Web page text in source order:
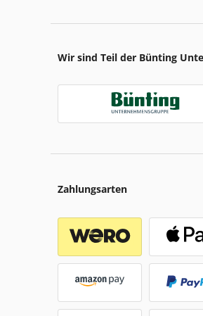
Wir sind Teil der Bünting
Zahlungsarten